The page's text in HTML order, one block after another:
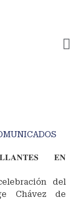
𝐄𝐍
del
Chávez de